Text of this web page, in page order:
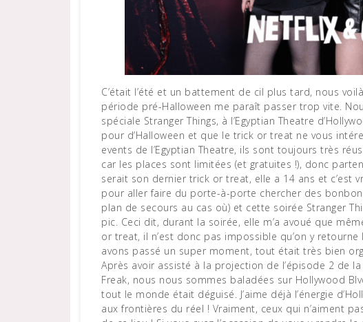
C’était l’été et un battement de cil plus tard, nous voilà le 31 octobre ! Comme tous les ans, la
période pré-Halloween me paraît passer trop vite.
spéciale Stranger Things, à l’Egyptian Theatre
pour d’Halloween et que le trick or treat ne vous
events de l’Egyptian Theatre, ils sont toujours très
car les places sont limitées (et gratuites !), donc
serait son dernier trick or treat, elle a 14 ans et c’est
pour aller faire du porte-à-porte chercher des
plan de secours au cas où) et cette soirée Stranger
pic. Ceci dit, durant la soirée, elle m’a avoué que
or treat, il n’est donc pas impossible qu’on y
avons passé un super moment, tout était très bien
Après avoir assisté à la projection de l’épisode 2 de
Freak, nous nous sommes baladées sur Hollywood
tout le monde était déguisé. J’aime déjà l’énergie
aux frontières du réel ! Vraiment, ceux qui n’aiment